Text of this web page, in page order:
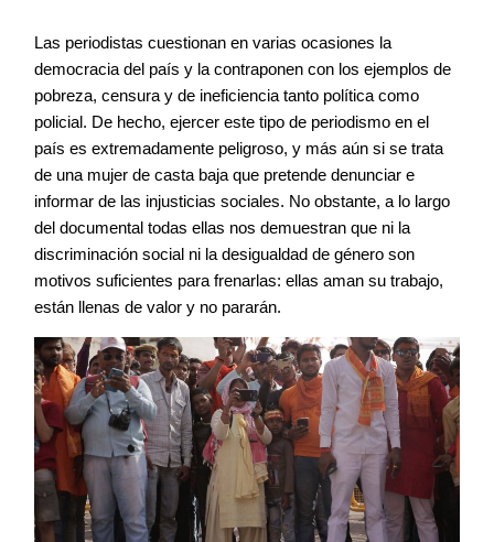
Las periodistas cuestionan en varias ocasiones la
democracia del país y la contraponen con los ejemplos de
pobreza, censura y de ineficiencia tanto política como
policial. De hecho, ejercer este tipo de periodismo en el
país es extremadamente peligroso, y más aún si se trata
de una mujer de casta baja que pretende denunciar e
informar de las injusticias sociales. No obstante, a lo largo
del documental todas ellas nos demuestran que ni la
discriminación social ni la desigualdad de género son
motivos suficientes para frenarlas: ellas aman su trabajo,
están llenas de valor y no pararán.